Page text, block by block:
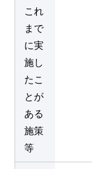
これ
まで
に実
施し
たこ
とが
ある
施策
等